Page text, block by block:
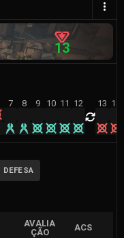
13
7 8 9 10 11 12 13 14
DEFESA
AVALIA
ÇÃO
ACS